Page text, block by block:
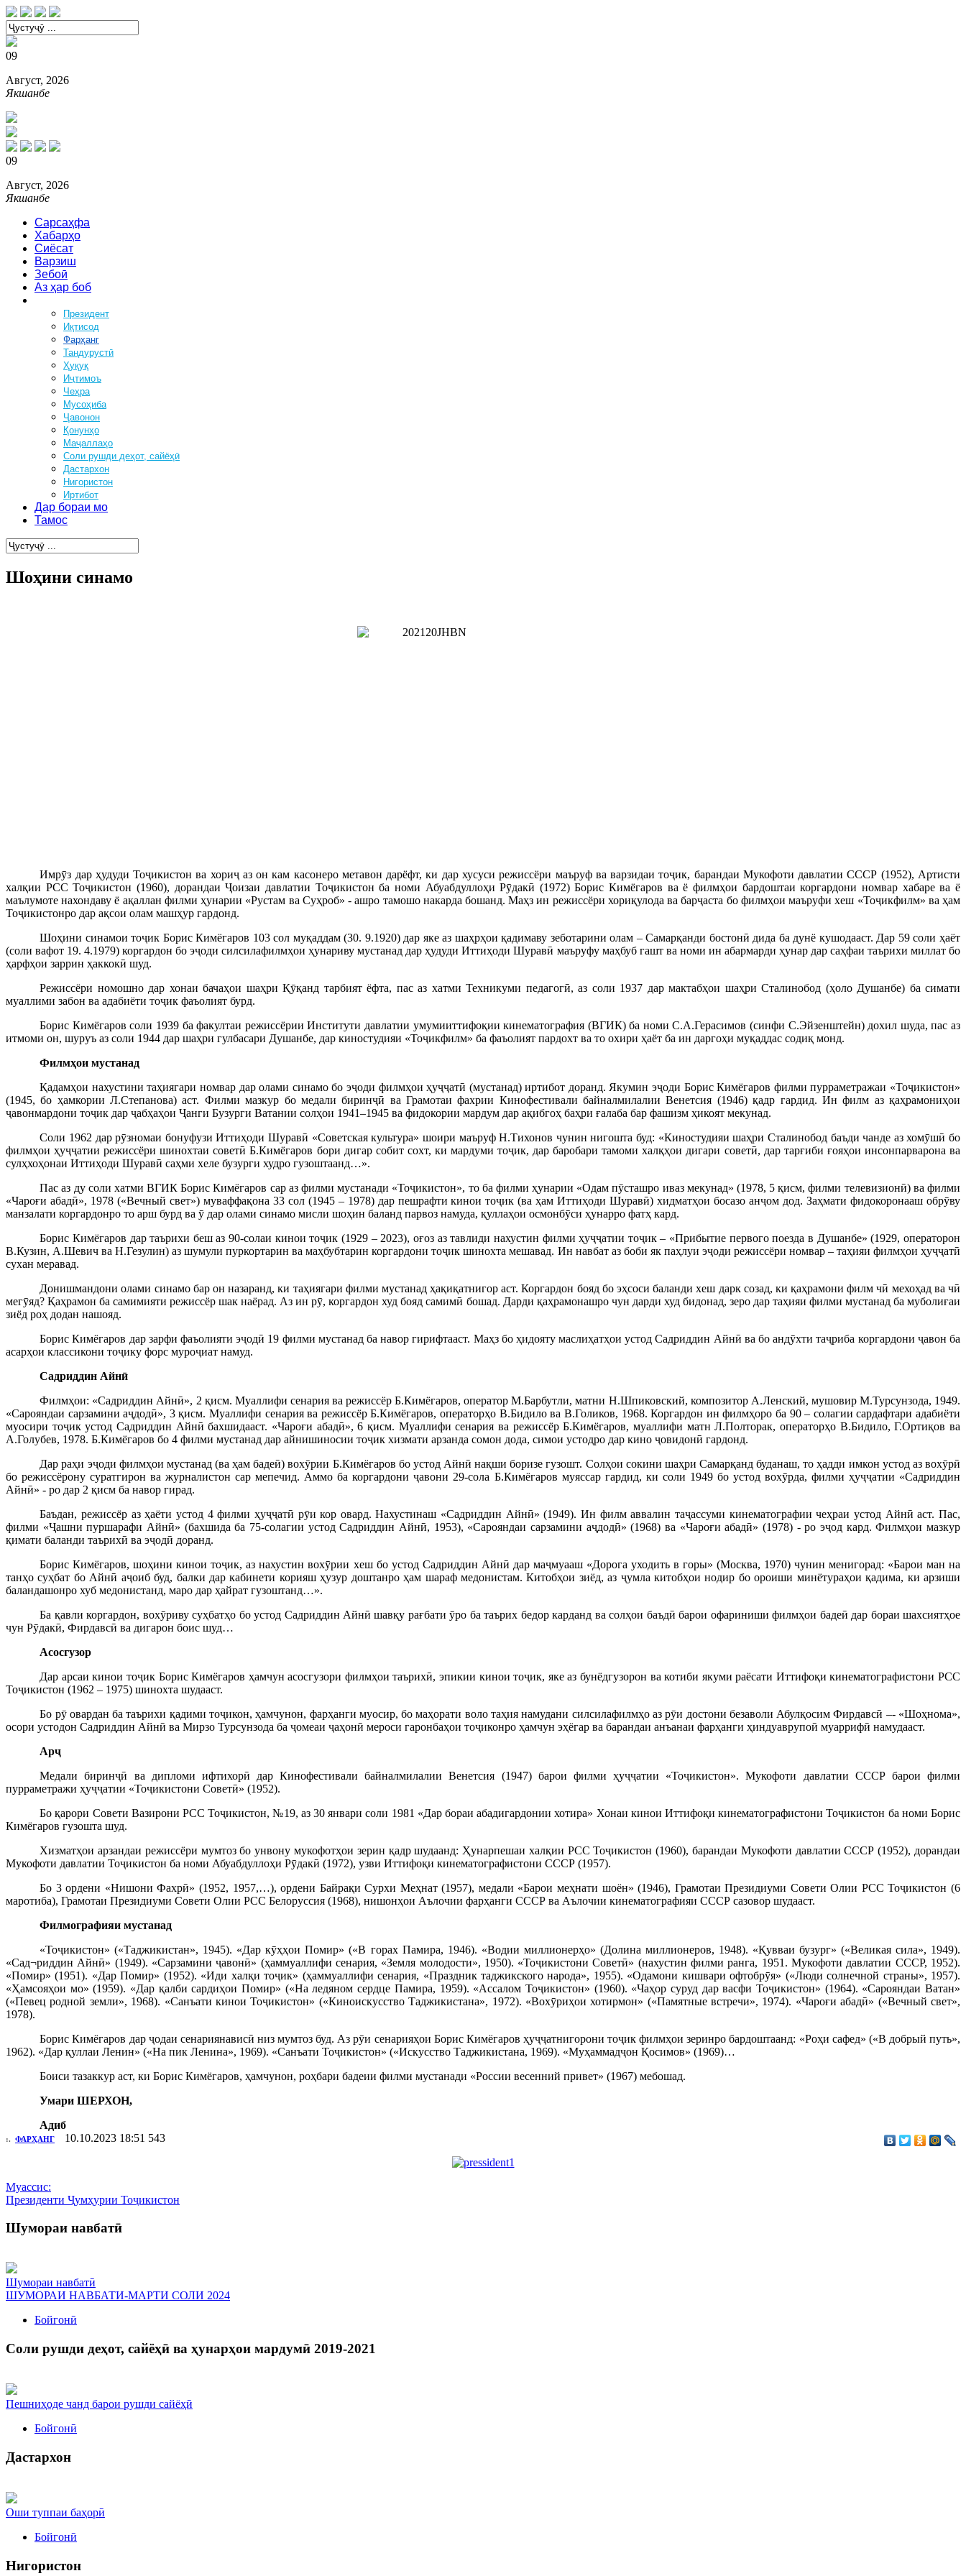
09
Август, 2026
Якшанбе
09
Август, 2026
Якшанбе
Сарсаҳфа
Хабарҳо
Сиёсат
Варзиш
Зебоӣ
Аз ҳар боб
Президент
Иқтисод
Фарҳанг
Тандурустӣ
Ҳуқуқ
Иҷтимоъ
Чеҳра
Мусоҳиба
Ҷавонон
Қонунҳо
Маҷаллаҳо
Соли рушди деҳот, сайёҳӣ
Дастархон
Нигористон
Иртибот
Дар бораи мо
Тамос
Шоҳини синамо
Имрӯз дар ҳудуди Тоҷикистон ва хориҷ аз он кам касонеро метавон дарёфт, ки дар хусуси режиссёри маъруф ва варзидаи тоҷик, барандаи Мукофоти давлатии СССР (1952), Артисти
халқии РСС Тоҷикистон (1960), дорандаи Ҷоизаи давлатии Тоҷикистон ба номи Абуабдуллоҳи Рӯдакӣ (1972) Борис Кимёгаров ва ё филмҳои бардоштаи коргардони номвар хабаре ва ё
маълумоте нахондаву ё ақаллан филми ҳунарии «Рустам ва Суҳроб» - ашро тамошо накарда бошанд. Маҳз ин режиссёри хориқулода ва барҷаста бо филмҳои маъруфи хеш «Тоҷикфилм» ва ҳам
Тоҷикистонро дар ақсои олам машҳур гардонд.
Шоҳини синамои тоҷик Борис Кимёгаров 103 сол муқаддам (30. 9.1920) дар яке аз шаҳрҳои қадимаву зеботарини олам – Самарқанди бостонӣ дида ба дунё кушодааст. Дар 59 соли ҳаёт
(соли вафот 19. 4.1979) коргардон бо эҷоди силсилафилмҳои ҳунариву мустанад дар ҳудуди Иттиҳоди Шуравӣ маъруфу маҳбуб гашт ва номи ин абармарди ҳунар дар саҳфаи таърихи миллат бо
ҳарфҳои заррин ҳаккокӣ шуд.
Режиссёри номошно дар хонаи бачаҳои шаҳри Қӯқанд тарбият ёфта, пас аз хатми Техникуми педагогӣ, аз соли 1937 дар мактабҳои шаҳри Сталинобод (ҳоло Душанбе) ба симати
муаллими забон ва адабиёти тоҷик фаъолият бурд.
Борис Кимёгаров соли 1939 ба факултаи режиссёрии Институти давлатии умумииттифоқии кинематография (ВГИК) ба номи С.А.Герасимов (синфи С.Эйзенштейн) дохил шуда, пас аз
итмоми он, шуруъ аз соли 1944 дар шаҳри гулбасари Душанбе, дар киностудияи «Тоҷикфилм» ба фаъолият пардохт ва то охири ҳаёт ба ин даргоҳи муқаддас содиқ монд.
Филмҳои мустанад
Қадамҳои нахустини таҳиягари номвар дар олами синамо бо эҷоди филмҳои ҳуҷҷатӣ (мустанад) иртибот доранд. Якумин эҷоди Борис Кимёгаров филми пурраметражаи «Тоҷикистон»
(1945, бо ҳамкории Л.Степанова) аст. Филми мазкур бо медали биринҷӣ ва Грамотаи фахрии Кинофестивали байналмилалии Венетсия (1946) қадр гардид. Ин филм аз қаҳрамониҳои
ҷавонмардони тоҷик дар ҷабҳаҳои Ҷанги Бузурги Ватании солҳои 1941–1945 ва фидокории мардум дар ақибгоҳ баҳри ғалаба бар фашизм ҳикоят мекунад.
Соли 1962 дар рӯзномаи бонуфузи Иттиҳоди Шуравӣ «Советская культура» шоири маъруф Н.Тихонов чунин нигошта буд: «Киностудияи шаҳри Сталинобод баъди чанде аз хомӯшӣ бо
филмҳои ҳуҷҷатии режиссёри шинохтаи советӣ Б.Кимёгаров бори дигар собит сохт, ки мардуми тоҷик, дар баробари тамоми халқҳои дигари советӣ, дар тарғиби ғояҳои инсонпарварона ва
сулҳхоҳонаи Иттиҳоди Шуравӣ саҳми хеле бузурги худро гузоштаанд…».
Пас аз ду соли хатми ВГИК Борис Кимёгаров сар аз филми мустанади «Тоҷикистон», то ба филми ҳунарии «Одам пӯсташро иваз мекунад» (1978, 5 қисм, филми телевизионӣ) ва филми
«Чароғи абадӣ», 1978 («Вечный свет») муваффақона 33 сол (1945 – 1978) дар пешрафти кинои тоҷик (ва ҳам Иттиҳоди Шуравӣ) хидматҳои босазо анҷом дод. Заҳмати фидокоронааш обрӯву
манзалати коргардонро то арш бурд ва ӯ дар олами синамо мисли шоҳин баланд парвоз намуда, қуллаҳои осмонбӯси ҳунарро фатҳ кард.
Борис Кимёгаров дар таърихи беш аз 90-солаи кинои тоҷик (1929 – 2023), оғоз аз тавлиди нахустин филми ҳуҷҷатии тоҷик – «Прибытие первого поезда в Душанбе» (1929, операторон
В.Кузин, А.Шевич ва Н.Гезулин) аз шумули пуркортарин ва маҳбубтарин коргардони тоҷик шинохта мешавад. Ин навбат аз боби як паҳлуи эҷоди режиссёри номвар – таҳияи филмҳои ҳуҷҷатӣ
сухан меравад.
Донишмандони олами синамо бар он назаранд, ки таҳиягари филми мустанад ҳақиқатнигор аст. Коргардон бояд бо эҳсоси баланди хеш дарк созад, ки қаҳрамони филм чӣ мехоҳад ва чӣ
мегӯяд? Қаҳрамон ба самимияти режиссёр шак наёрад. Аз ин рӯ, коргардон худ бояд самимӣ бошад. Дарди қаҳрамонашро чун дарди худ бидонад, зеро дар таҳияи филми мустанад ба муболиғаи
зиёд роҳ додан нашояд.
Борис Кимёгаров дар зарфи фаъолияти эҷодӣ 19 филми мустанад ба навор гирифтааст. Маҳз бо ҳидояту маслиҳатҳои устод Садриддин Айнӣ ва бо андӯхти таҷриба коргардони ҷавон ба
асарҳои классикони тоҷику форс муроҷиат намуд.
Садриддин Айнӣ
Филмҳои: «Садриддин Айнӣ», 2 қисм. Муаллифи сенария ва режиссёр Б.Кимёгаров, оператор М.Барбутли, матни Н.Шпиковский, композитор А.Ленский, мушовир М.Турсунзода, 1949.
«Сарояндаи сарзамини аҷдодӣ», 3 қисм. Муаллифи сенария ва режиссёр Б.Кимёгаров, операторҳо В.Бидило ва В.Голиков, 1968. Коргардон ин филмҳоро ба 90 – солагии сардафтари адабиёти
муосири тоҷик устод Садриддин Айнӣ бахшидааст. «Чароғи абадӣ», 6 қисм. Муаллифи сенария ва режиссёр Б.Кимёгаров, муаллифи матн Л.Полторак, операторҳо В.Бидило, Г.Ортиқов ва
А.Голубев, 1978. Б.Кимёгаров бо 4 филми мустанад дар айнишиносии тоҷик хизмати арзанда сомон дода, симои устодро дар кино ҷовидонӣ гардонд.
Дар раҳи эҷоди филмҳои мустанад (ва ҳам бадеӣ) вохӯрии Б.Кимёгаров бо устод Айнӣ нақши боризе гузошт. Солҳои сокини шаҳри Самарқанд буданаш, то ҳадди имкон устод аз вохӯрӣ
бо режиссёрону суратгирон ва журналистон сар мепечид. Аммо ба коргардони ҷавони 29-сола Б.Кимёгаров муяссар гардид, ки соли 1949 бо устод вохӯрда, филми ҳуҷҷатии «Садриддин
Айнӣ» - ро дар 2 қисм ба навор гирад.
Баъдан, режиссёр аз ҳаёти устод 4 филми ҳуҷҷатӣ рӯи кор овард. Нахустинаш «Садриддин Айнӣ» (1949). Ин филм аввалин таҷассуми кинематографии чеҳраи устод Айнӣ аст. Пас,
филми «Ҷашни пуршарафи Айнӣ» (бахшида ба 75-солагии устод Садриддин Айнӣ, 1953), «Сарояндаи сарзамини аҷдодӣ» (1968) ва «Чароғи абадӣ» (1978) - ро эҷод кард. Филмҳои мазкур
қимати баланди таърихӣ ва эҷодӣ доранд.
Борис Кимёгаров, шоҳини кинои тоҷик, аз нахустин вохӯрии хеш бо устод Садриддин Айнӣ дар маҷмуааш «Дорога уходить в горы» (Москва, 1970) чунин менигорад: «Барои ман на
танҳо суҳбат бо Айнӣ аҷоиб буд, балки дар кабинети корияш ҳузур доштанро ҳам шараф медонистам. Китобҳои зиёд, аз ҷумла китобҳои нодир бо ороиши минётураҳои қадима, ки арзиши
баландашонро хуб медонистанд, маро дар ҳайрат гузоштанд…».
Ба қавли коргардон, вохӯриву суҳбатҳо бо устод Садриддин Айнӣ шавқу рағбати ӯро ба таърих бедор карданд ва солҳои баъдӣ барои офариниши филмҳои бадеӣ дар бораи шахсиятҳое
чун Рӯдакӣ, Фирдавсӣ ва дигарон боис шуд…
Асосгузор
Дар арсаи кинои тоҷик Борис Кимёгаров ҳамчун асосгузори филмҳои таърихӣ, эпикии кинои тоҷик, яке аз бунёдгузорон ва котиби якуми раёсати Иттифоқи кинематографистони РСС
Тоҷикистон (1962 – 1975) шинохта шудааст.
Бо рӯ овардан ба таърихи қадими тоҷикон, ҳамчунон, фарҳанги муосир, бо маҳорати воло таҳия намудани силсилафилмҳо аз рӯи достони безаволи Абулқосим Фирдавсӣ –- «Шоҳнома»,
осори устодон Садриддин Айнӣ ва Мирзо Турсунзода ба ҷомеаи ҷаҳонӣ мероси гаронбаҳои тоҷиконро ҳамчун эҳёгар ва барандаи анъанаи фарҳанги ҳиндуаврупоӣ муаррифӣ намудааст.
Арҷ
Медали биринҷӣ ва дипломи ифтихорӣ дар Кинофестивали байналмилалии Венетсия (1947) барои филми ҳуҷҷатии «Тоҷикистон». Мукофоти давлатии СССР барои филми
пурраметражи ҳуҷҷатии «Тоҷикистони Советӣ» (1952).
Бо қарори Совети Вазирони РСС Тоҷикистон, №19, аз 30 январи соли 1981 «Дар бораи абадигардонии хотира» Хонаи кинои Иттифоқи кинематографистони Тоҷикистон ба номи Борис
Кимёгаров гузошта шуд.
Хизматҳои арзандаи режиссёри мумтоз бо унвону мукофотҳои зерин қадр шудаанд: Ҳунарпешаи халқии РСС Тоҷикистон (1960), барандаи Мукофоти давлатии СССР (1952), дорандаи
Мукофоти давлатии Тоҷикистон ба номи Абуабдуллоҳи Рӯдакӣ (1972), узви Иттифоқи кинематографистони СССР (1957).
Бо 3 ордени «Нишони Фахрӣ» (1952, 1957,…), ордени Байрақи Сурхи Меҳнат (1957), медали «Барои меҳнати шоён» (1946), Грамотаи Президиуми Совети Олии РСС Тоҷикистон (6
маротиба), Грамотаи Президиуми Совети Олии РСС Белоруссия (1968), нишонҳои Аълочии фарҳанги СССР ва Аълочии кинематографияи СССР сазовор шудааст.
Филмографияи мустанад
«Тоҷикистон» («Таджикистан», 1945). «Дар кӯҳҳои Помир» («В горах Памира, 1946). «Водии миллионерҳо» (Долина миллионеров, 1948). «Қувваи бузург» («Великая сила», 1949).
«Сад¬риддин Айнӣ» (1949). «Сарзамини ҷавонӣ» (ҳаммуаллифи сенария, «Земля молодости», 1950). «Тоҷикистони Советӣ» (нахустин филми ранга, 1951. Мукофоти давлатии СССР, 1952).
«Помир» (1951). «Дар Помир» (1952). «Иди халқи тоҷик» (ҳаммуаллифи сенария, «Праздник таджикского народа», 1955). «Одамони кишвари офтобрӯя» («Люди солнечной страны», 1957).
«Ҳамсояҳои мо» (1959). «Дар қалби сардиҳои Помир» («На ледяном сердце Памира, 1959). «Ассалом Тоҷикистон» (1960). «Чаҳор суруд дар васфи Тоҷикистон» (1964). «Сарояндаи Ватан»
(«Певец родной земли», 1968). «Санъати кинои Тоҷикистон» («Киноискусство Таджикистана», 1972). «Вохӯриҳои хотирмон» («Памятные встречи», 1974). «Чароғи абадӣ» («Вечный свет»,
1978).
Борис Кимёгаров дар ҷодаи сенариянависӣ низ мумтоз буд. Аз рӯи сенарияҳои Борис Кимёгаров ҳуҷҷатнигорони тоҷик филмҳои зеринро бардоштаанд: «Роҳи сафед» («В добрый путь»,
1962). «Дар қуллаи Ленин» («На пик Ленина», 1969). «Санъати Тоҷикистон» («Искусство Таджикистана, 1969). «Муҳаммадҷон Қосимов» (1969)…
Боиси тазаккур аст, ки Борис Кимёгаров, ҳамчунон, роҳбари бадеии филми мустанади «России весенний привет» (1967) мебошад.
Умари ШЕРХОН,
Адиб
:. ФАРҲАНГ 10.10.2023 18:51 543
Муассис:
Президенти Ҷумҳурии Тоҷикистон
Шумораи навбатӣ
Шумораи навбатӣ
ШУМОРАИ НАВБАТИ-МАРТИ СОЛИ 2024
Бойгонӣ
Соли рушди деҳот, сайёҳӣ ва ҳунарҳои мардумӣ 2019-2021
Пешниҳоде чанд барои рушди сайёҳӣ
Бойгонӣ
Дастархон
Оши туппаи баҳорӣ
Бойгонӣ
Нигористон